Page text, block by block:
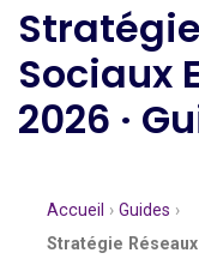
Sociaux
2026 ·
Accueil › Guides ›
Stratégie